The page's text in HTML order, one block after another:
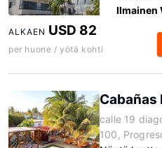
Ilmainen
ALKAEN USD 82
per huone / yötä kohti
Cabañas
calle 19
100,